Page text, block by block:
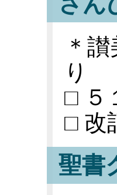
＊
り
□ ５
□ 改
聖書